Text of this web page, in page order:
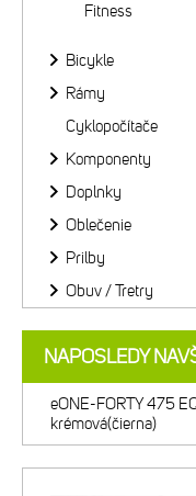
Fitness
Bicykle
Rámy
Cyklopočítače
Komponenty
Doplnky
Oblečenie
Prilby
Obuv / Tretry
NAPOSLEDY
eONE-FORTY 475
krémová(čierna)